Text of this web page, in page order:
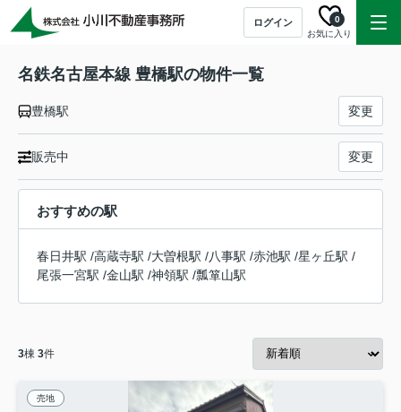
ログイン
お気に入り
0
名鉄名古屋本線 豊橋駅の物件一覧
豊橋駅 変更
販売中 変更
おすすめの駅
春日井駅 /高蔵寺駅 /大曽根駅 /八事駅 /赤池駅 /星ヶ丘駅 /
尾張一宮駅 /金山駅 /神領駅 /瓢箪山駅
3棟 3件
売地